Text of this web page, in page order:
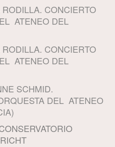
CONCIERTO
ATENEO DEL
CONCIERTO
ATENEO DEL
SCHMID.
DEL ATENEO